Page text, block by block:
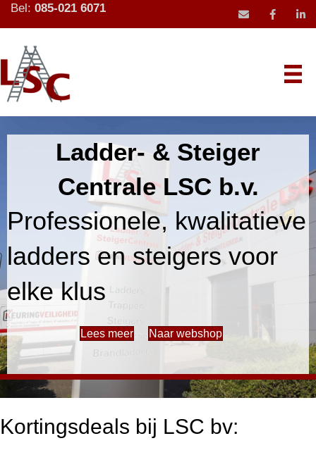
Bel: 085-021 6071
mail icoon
Ladder- & Steiger
Centrale LSC b.v.
Professionele, kwalitatieve
ladders en steigers voor
elke klus
Lees meer Naar webshop
Kortingsdeals bij LSC bv: